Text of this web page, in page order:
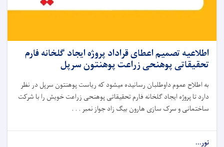
اطلاعیه تصمیم اعطای قراداد پروژه ایجاد گلخانه فارم
تحقیقاتی پوهنحی زراعت پوهنتون سرپل
به اطلاح عموم داوطلبان رسانیده میشود که ریاست پوهنتون سرپل در نظر
دارد تا پروژه ایجاد گلخانه فارم تحقیقاتی پوهنحی زراعت خویش را با شرکت
ساختمانی و سرک سازی هارون بیگ زاد جواز نمبر . . .
نور...